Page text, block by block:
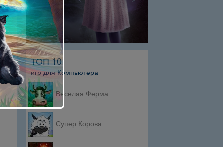
ТОП 10
игр для Компьютера
Веселая Ферма
Супер Корова